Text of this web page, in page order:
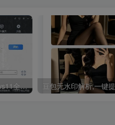
PC Windows7～windows11全能激活工具,office激活神器 豆包无水印解析,一键